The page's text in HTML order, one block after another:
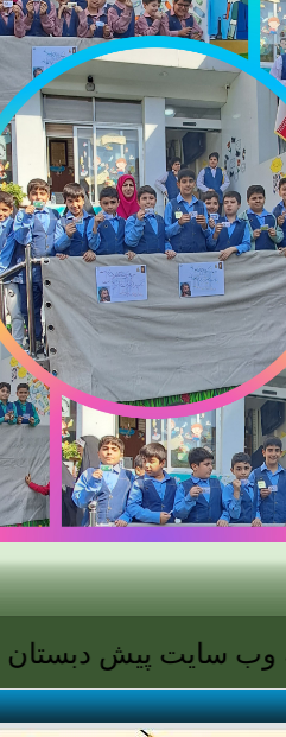
پیش دبستان و